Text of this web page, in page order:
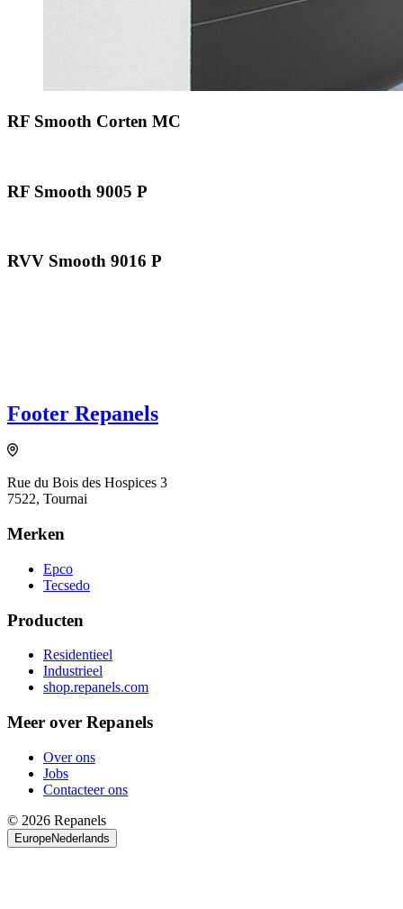
RF Smooth Corten MC
RF Smooth 9005 P
RVV Smooth 9016 P
Footer Repanels
Rue du Bois des Hospices 3
7522, Tournai
Merken
Epco
Tecsedo
Producten
Residentieel
Industrieel
shop.repanels.com
Meer over Repanels
Over ons
Jobs
Contacteer ons
© 2026 Repanels
EuropeNederlands